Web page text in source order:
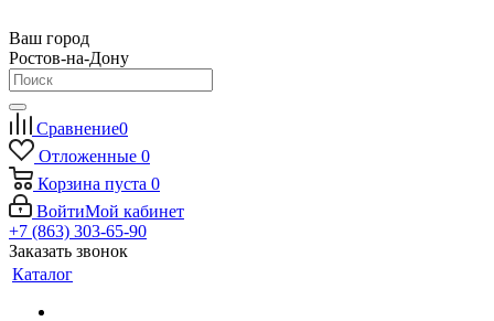
Ваш город
Ростов-на-Дону
Сравнение0
Отложенные 0
Корзина пуста 0
ВойтиМой кабинет
+7 (863) 303-65-90
Заказать звонок
Каталог